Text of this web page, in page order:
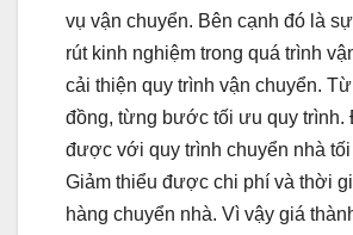
vụ vận chuyển. Bên cạnh đó là
rút kinh nghiệm trong quá trình
cải thiện quy trình vận chuyển.
đồng, từng bước tối ưu quy trình.
được với quy trình chuyển nhà
Giảm thiểu được chi phí và thời
hàng chuyển nhà. Vì vậy giá